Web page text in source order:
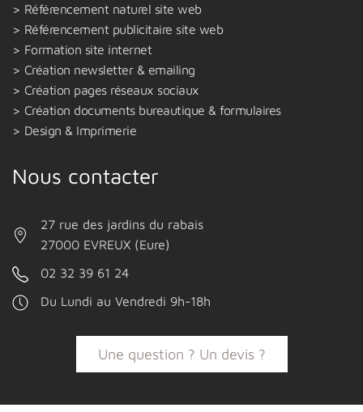
Référencement naturel site web
Référencement publicitaire site web
Formation site internet
Création newsletter & emailing
Création pages réseaux sociaux
Création documents bureautique & formulaires
Design & Imprimerie
Nous contacter
27 rue des jardins du rabais
27000 EVREUX (Eure)
02 32 39 61 24
Du Lundi au Vendredi 9h-18h
Une question ? Un devis ?